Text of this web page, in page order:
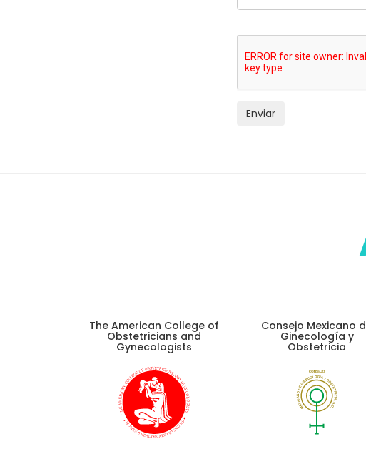
Enviar
The American College of
Obstetricians and
Gynecologists
Consejo Mexicano
Ginecología y
Obstetricia